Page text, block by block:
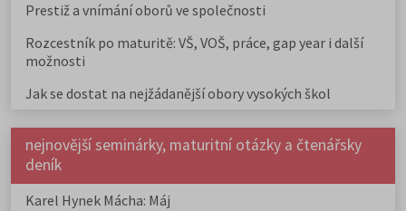
Prestiž a vnímání oborů ve společnosti
Rozcestník po maturitě: VŠ, VOŠ, práce, gap year i další
možnosti
Jak se dostat na nejžádanější obory vysokých škol
nejnovější seminárky, maturitní otázky a čtenářsky
deník
Karel Hynek Mácha: Máj